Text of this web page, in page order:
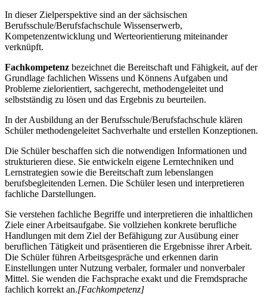
In dieser Zielperspektive sind an der sächsischen
Berufsschule/Berufsfachschule Wissenserwerb,
Kompetenzentwicklung und Werteorientierung miteinander
verknüpft.
Fachkompetenz bezeichnet die Bereitschaft und Fähigkeit, auf der
Grundlage fachlichen Wissens und Könnens Aufgaben und
Probleme zielorientiert, sachgerecht, methodengeleitet und
selbstständig zu lösen und das Ergebnis zu beurteilen.
In der Ausbildung an der Berufsschule/Berufsfachschule klären
Schüler methodengeleitet Sachverhalte und erstellen Konzeptionen.
Die Schüler beschaffen sich die notwendigen Informationen und
strukturieren diese. Sie entwickeln eigene Lerntechniken und
Lernstrategien sowie die Bereitschaft zum lebenslangen
berufsbegleitenden Lernen. Die Schüler lesen und interpretieren
fachliche Darstellungen.
Sie verstehen fachliche Begriffe und interpretieren die inhaltlichen
Ziele einer Arbeitsaufgabe. Sie vollziehen konkrete berufliche
Handlungen mit dem Ziel der Befähigung zur Ausübung einer
beruflichen Tätigkeit und präsentieren die Ergebnisse ihrer Arbeit.
Die Schüler führen Arbeitsgespräche und erkennen darin
Einstellungen unter Nutzung verbaler, formaler und nonverbaler
Mittel. Sie wenden die Fachsprache exakt und die Fremdsprache
fachlich korrekt an.[Fachkompetenz]